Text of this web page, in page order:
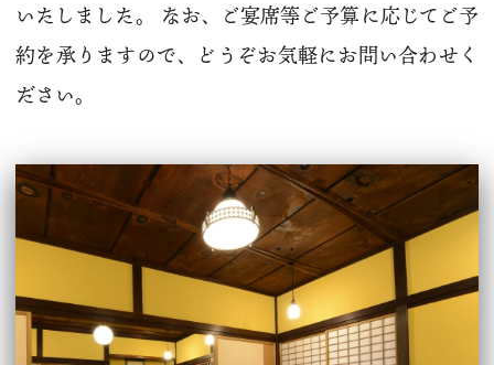
いたしました。 なお、ご宴席等ご予算に応じてご予
約を承りますので、どうぞお気軽にお問い合わせく
ださい。